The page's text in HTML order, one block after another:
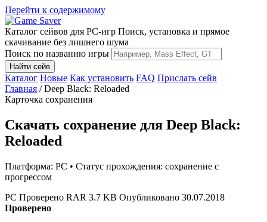
Перейти к содержимому
Каталог сейвов для PC-игр Поиск, установка и прямое
скачивание без лишнего шума
Поиск по названию игры
Найти сейв
Каталог Новые Как установить FAQ Прислать сейв
Главная / Deep Black: Reloaded
Карточка сохранения
Скачать сохранение для Deep Black:
Reloaded
Платформа: PC • Статус прохождения: сохранение с
прогрессом
PC Проверено RAR 3.7 KB Опубликовано 30.07.2018
Проверено